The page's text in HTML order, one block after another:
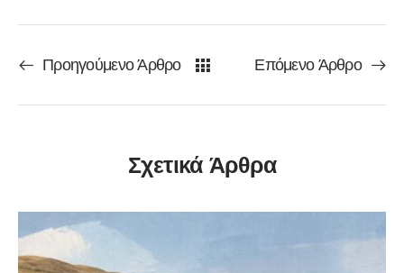
Προηγούμενο Άρθρο Επόμενο Άρθρο
Σχετικά Άρθρα